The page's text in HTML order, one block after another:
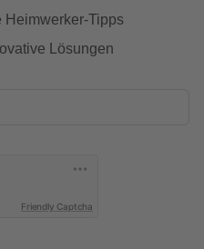
Heimwerker-Tipps
Lösungen
Friendly Captcha